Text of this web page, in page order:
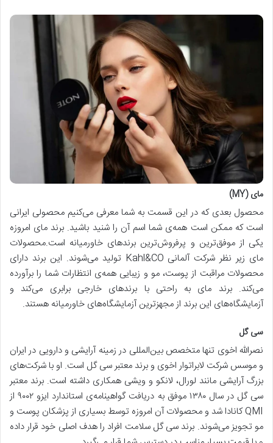
مای (MY)
محصول بعدی که در این قسمت به شما معرفی می‌کنیم محصولی ایرانی
است که ممکن است همه‌ی شما اسم آن را شنید باشید. برند مای امروزه
یکی از موفق‌ترین و پرفروش‌ترین برندهای خاورمیانه است.محصولات
مای زیر نظر شرکت آلمانی Kahl&CO تولید می‌شوند. این برند دارای
محصولات مراقبت از پوست، مو و زیبایی همه‌ی انتظارات شما را برآورده
می‌کند. برند مای به راحتی با برندهای خارجی برابری می‌کند و
آزمایشگاه‌های این برند از مجهزترین آزمایشگاه‌های خاورمیانه هستند.
سی گل
نصرالله اخوی تنها متخصص بین‌المللی در زمینه آرایشی و دارویی در ایران
و موسس شرکت لابراتوار اخوی و برند معتبر سی گل است. او با شرکت‌های
بزرگ آرایشی مانند لورال، لانکو و ویشی همکاری داشته است. برند معتبر
سی گل در سال ۱۳۸۰ موفق به دریافت گواهینامه‌ی استاندارد ایزو ۹۰۰۲ از
QMI کانادا شد و محصولات آن امروزه توسط بسیاری از پزشکان پوست و
مو تجویز می‌شوند. برند سی گل سلامت افراد را هدف اصلی خود قرار داده